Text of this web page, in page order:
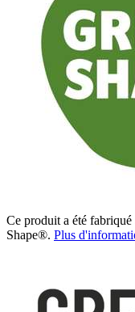
Ce produit a été
Shape®. Plus